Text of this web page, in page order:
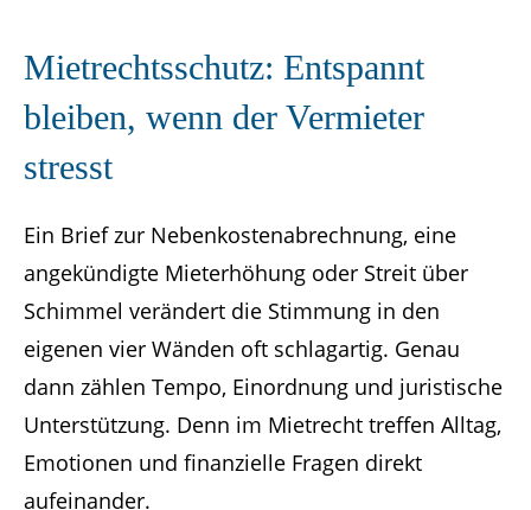
Mietrechtsschutz: Entspannt
bleiben, wenn der Vermieter
stresst
Ein Brief zur Nebenkostenabrechnung, eine
angekündigte Mieterhöhung oder Streit über
Schimmel verändert die Stimmung in den
eigenen vier Wänden oft schlagartig. Genau
dann zählen Tempo, Einordnung und juristische
Unterstützung. Denn im Mietrecht treffen Alltag,
Emotionen und finanzielle Fragen direkt
aufeinander.